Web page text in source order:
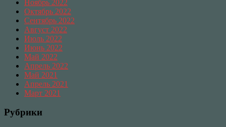
Ноябрь 2022
Октябрь 2022
Сентябрь 2022
Август 2022
Июль 2022
Июнь 2022
Май 2022
Апрель 2022
Май 2021
Апрель 2021
Март 2021
Рубрики